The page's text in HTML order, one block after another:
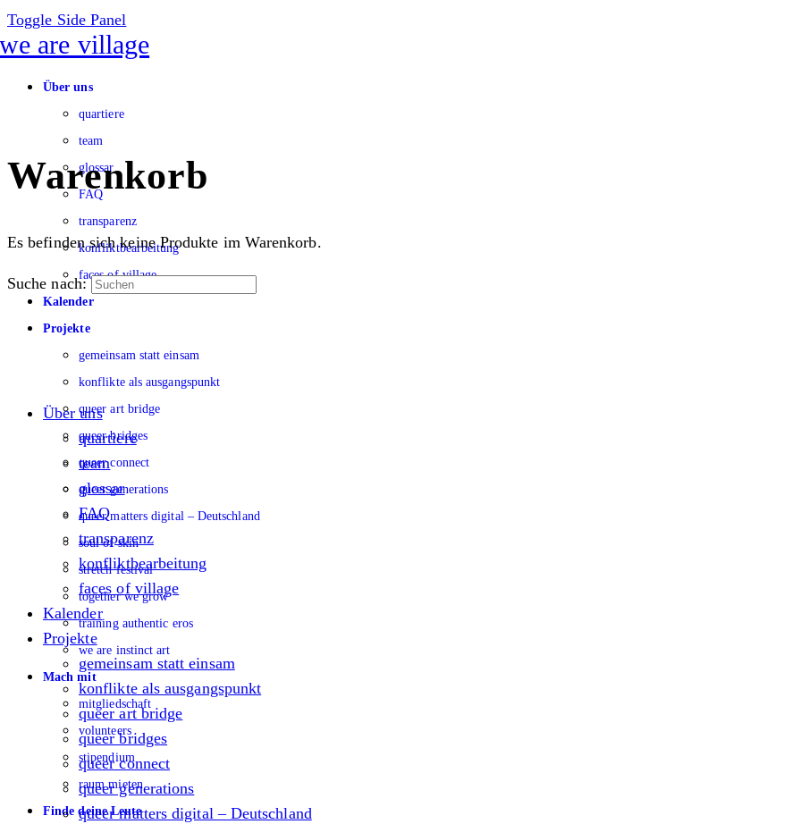
Toggle Side Panel
Über uns
quartiere
team
glossar
FAQ
transparenz
konfliktbearbeitung
faces of village
Kalender
Projekte
gemeinsam statt einsam
konflikte als ausgangspunkt
queer art bridge
queer bridges
queer connect
queer generations
queer matters digital – Deutschland
soul of skin
stretch festival
together we grow
training authentic eros
we are instinct art
Mach mit
mitgliedschaft
volunteers
stipendium
raum mieten
Finde deine Leute
Warenkorb
Es befinden sich keine Produkte im Warenkorb.
Suche nach:
Über uns
quartiere
team
glossar
FAQ
transparenz
konfliktbearbeitung
faces of village
Kalender
Projekte
gemeinsam statt einsam
konflikte als ausgangspunkt
queer art bridge
queer bridges
queer connect
queer generations
queer matters digital – Deutschland